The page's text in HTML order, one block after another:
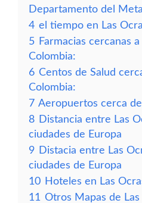
Departamento del Meta
4 el tiempo en Las
5 Farmacias cercanas
Colombia:
6 Centos de Salud
Colombia:
7 Aeropuertos cerca
8 Distancia entre Las
ciudades de Europa
9 Distacia entre Las
ciudades de Europa
10 Hoteles en Las
11 Otros Mapas de Las